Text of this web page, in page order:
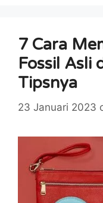
7 Cara
Fossil Asli
Tipsnya
23 Januari 2023